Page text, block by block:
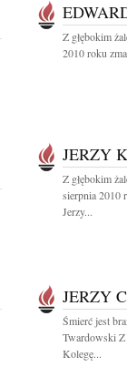
Z głębokim
2010 roku
JERZY
Z głębokim
sierpnia 2010
Jerzy...
JERZY
Śmierć jest
Twardowski Z
Kolegę...